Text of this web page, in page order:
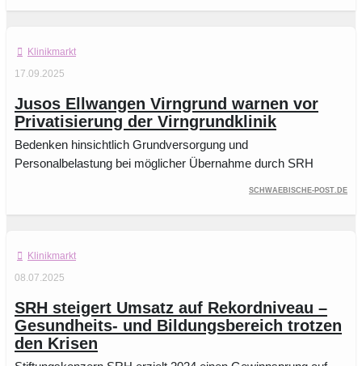
Klinikmarkt
17.09.2025
Jusos Ellwangen Virngrund warnen vor
Privatisierung der Virngrundklinik
Bedenken hinsichtlich Grundversorgung und
Personalbelastung bei möglicher Übernahme durch SRH
schwaebische-post.de
Klinikmarkt
08.07.2025
SRH steigert Umsatz auf Rekordniveau –
Gesundheits- und Bildungsbereich trotzen
den Krisen